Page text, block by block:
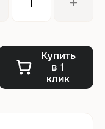
Купить
в 1
клик